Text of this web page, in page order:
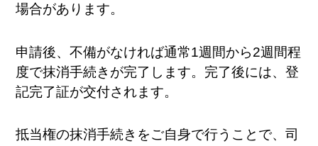
場合があります。
申請後、不備がなければ通常1週間から2週間程
度で抹消手続きが完了します。完了後には、登
記完了証が交付されます。
抵当権の抹消手続きをご自身で行うことで、司